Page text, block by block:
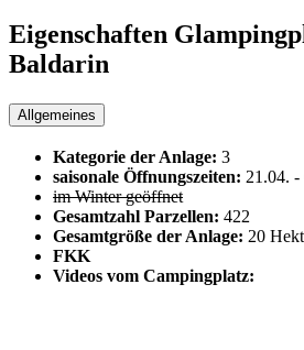
Eigenschaften
Baldarin
Allgemeines
Kategorie der Anlage: 3
saisonale Öffnungszeiten: 21.04. -
im Winter geöffnet
Gesamtzahl Parzellen: 422
Gesamtgröße der Anlage: 20
FKK
Videos vom Campingplatz: